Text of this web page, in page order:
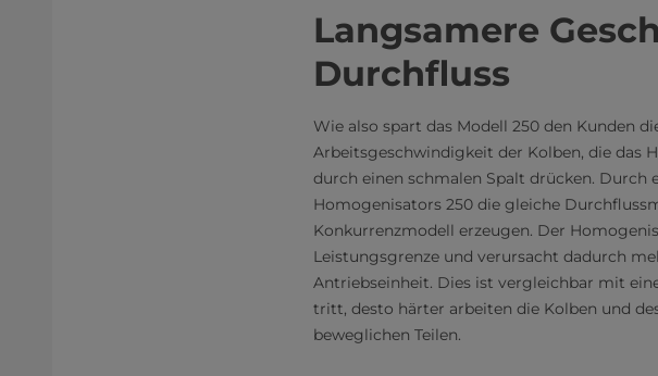
Langsamere
Durchfluss
Wie also spart das Modell 250 den Kunden
Arbeitsgeschwindigkeit der Kolben, die das
durch einen schmalen Spalt drücken. Durch
Homogenisators 250 die gleiche
Konkurrenzmodell erzeugen. Der
Leistungsgrenze und verursacht dadurch
Antriebseinheit. Dies ist vergleichbar mit
tritt, desto härter arbeiten die Kolben und
beweglichen Teilen.